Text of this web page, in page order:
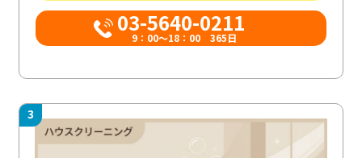
03-5640-0211
9：00～18：00 365日
3